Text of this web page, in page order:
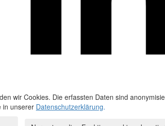
wir Cookies. Die erfassten Daten sind
in unserer Datenschutzerklärung.